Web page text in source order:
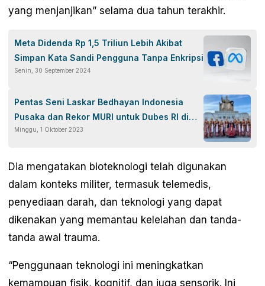
yang menjanjikan” selama dua tahun terakhir.
Meta Didenda Rp 1,5 Triliun Lebih Akibat
Simpan Kata Sandi Pengguna Tanpa Enkripsi
Senin, 30 September 2024
Pentas Seni Laskar Bedhayan Indonesia
Pusaka dan Rekor MURI untuk Dubes RI di
Seoul
Minggu, 1 Oktober 2023
Dia mengatakan bioteknologi telah digunakan
dalam konteks militer, termasuk telemedis,
penyediaan darah, dan teknologi yang dapat
dikenakan yang memantau kelelahan dan tanda-
tanda awal trauma.
“Penggunaan teknologi ini meningkatkan
kemampuan fisik, kognitif, dan juga sensorik. Ini